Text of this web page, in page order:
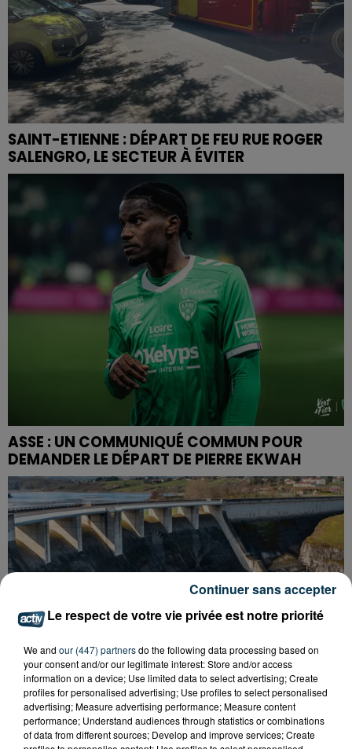
SAINT-ETIENNE : DÉPART DE FEU RUE ROGER
SALENGRO, LE SECTEUR À ÉVITER
ASSE : UN COMMUNIQUÉ COMMUN POUR
DEMANDER LE DÉPART DE PIERRE EKWAH
CYANOBACTÉRIES : LE PRÉFÊT PREND UN
Le respect de votre vie privée est notre priorité
We and our (447) partnersdo the following data processing based on
your consent and/or our legitimate interest: Store and/or access
information on a device; Use limited data to select advertising; Create
profiles for personalised advertising; Use profiles to select personalised
advertising; Measure advertising performance; Measure content
performance; Understand audiences through statistics or combinations
of data from different sources; Develop and improve services; Create
Continuer sans accepter